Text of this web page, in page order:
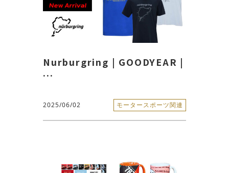
Nurburgring | GOODYEAR |
...
2025/06/02 モータースポーツ関連